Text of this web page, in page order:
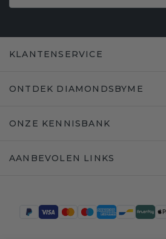
KLANTENSERVICE
ONTDEK DIAMONDSBYME
ONZE KENNISBANK
AANBEVOLEN LINKS